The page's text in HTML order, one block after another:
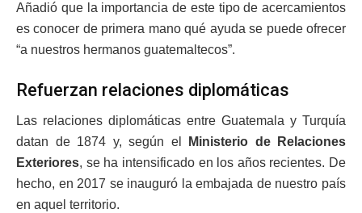
Añadió que la importancia de este tipo de acercamientos
es conocer de primera mano qué ayuda se puede ofrecer
“a nuestros hermanos guatemaltecos”.
Refuerzan relaciones diplomáticas
Las relaciones diplomáticas entre Guatemala y Turquía
datan de 1874 y, según el
Ministerio de Relaciones
Exteriores, se ha intensificado en los años recientes. De
hecho, en 2017 se inauguró la embajada de nuestro país
en aquel territorio.